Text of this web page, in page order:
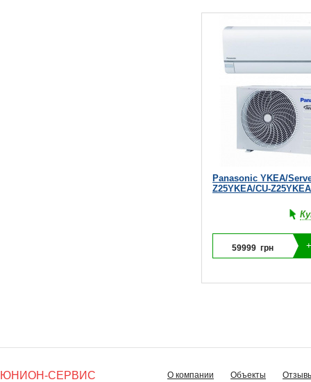
Panasonic YKEA/
Z25YKEA/CU-Z25YKEA
59999 грн +
ЮНИОН-СЕРВИС О компании Объекты